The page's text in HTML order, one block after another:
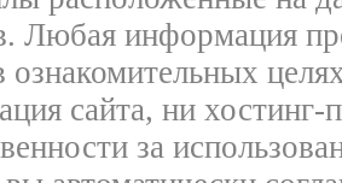
Любая информация
ознакомительных
сайта, ни
за